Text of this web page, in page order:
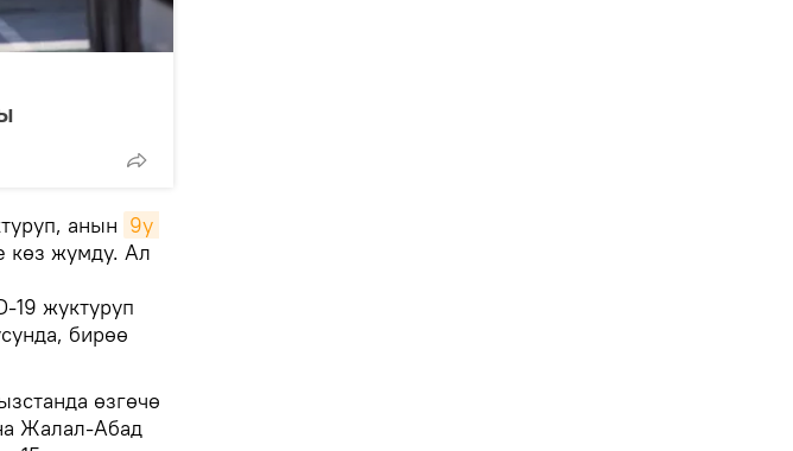
анын 9у
көз жумду. Ал
19 жуктуруп
бирөө
өзгөчө
Жалал-Абад